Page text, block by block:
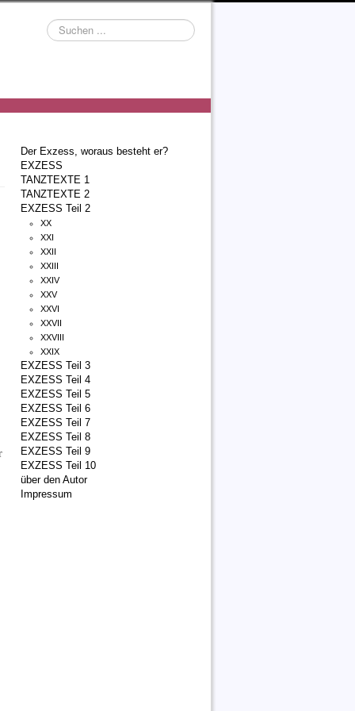
Suchen
...
Der Exzess, woraus besteht er?
EXZESS
TANZTEXTE 1
TANZTEXTE 2
EXZESS Teil 2
XX
XXI
XXII
XXIII
XXIV
XXV
XXVI
XXVII
XXVIII
XXIX
EXZESS Teil 3
EXZESS Teil 4
EXZESS Teil 5
EXZESS Teil 6
EXZESS Teil 7
EXZESS Teil 8
EXZESS Teil 9
EXZESS Teil 10
über den Autor
Impressum